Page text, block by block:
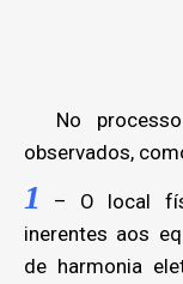
No processo
observados,
1
– O local
inerentes aos
de harmonia